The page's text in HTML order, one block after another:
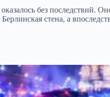
без последствий.
стена, а